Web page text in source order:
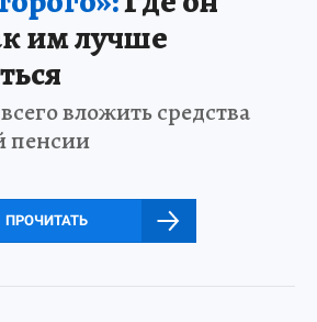
им лучше
вложить средства
пенсии
ПРОЧИТАТЬ